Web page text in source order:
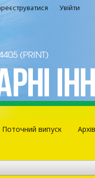
Поточний випуск
Увійти